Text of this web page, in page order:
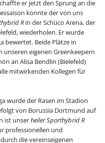
er jetzt den Sprung an die
konnte der von uns
Rin der Schüco Arena, der
wiederholen. Er wurde
bewertet. Beide Plätze in
eigenen Greenkeepern
an Alisa Bendlin (Bielefeld)
mitwirkenden Kollegen für
wurde der Rasen im Stadion
von Borussia Dortmund auf
ist unserheiler Sporthybrid R
professionellen und
die vereinseigenen